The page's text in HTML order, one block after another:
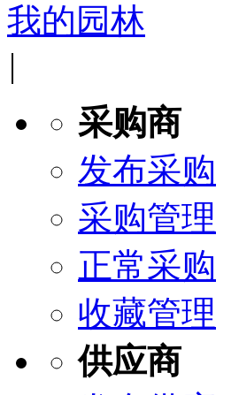
我的园林
|
采购商
发布采购
采购管理
正常采购
收藏管理
供应商